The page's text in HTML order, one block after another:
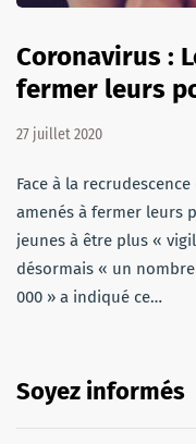
Coronavirus :
fermer leurs
27 juillet 2020
Face à la
amenés à fermer leurs
jeunes à être plus «
désormais « un
000 » a indiqué ce…
Soyez informés